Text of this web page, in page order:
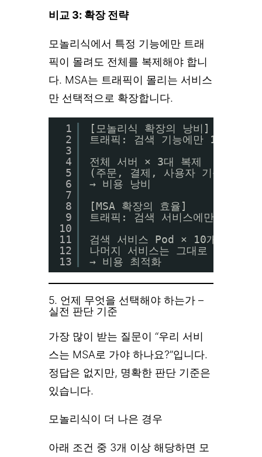
비교 3: 확장 전략
모놀리식에서 특정 기능에만 트래
픽이 몰려도 전체를 복제해야 합니
다. MSA는 트래픽이 몰리는 서비스
만 선택적으로 확장합니다.
1
2
3
4
5
6
7
8
9
10
11
12
13
[모놀리식 확장의 낭비]
트래픽: 검색 기능에만 10배 급증
전체 서버 × 3대 복제
(주문, 결제, 사용자 기능도 불
→ 비용 낭비
[MSA 확장의 효율]
트래픽: 검색 서비스에만 10배 급
검색 서비스 Pod × 10개
나머지 서비스는 그대로 유지
→ 비용 최적화
5. 언제 무엇을 선택해야 하는가 –
실전 판단 기준
가장 많이 받는 질문이 “우리 서비
스는 MSA로 가야 하나요?”입니다.
정답은 없지만, 명확한 판단 기준은
있습니다.
모놀리식이 더 나은 경우
아래 조건 중 3개 이상 해당하면 모